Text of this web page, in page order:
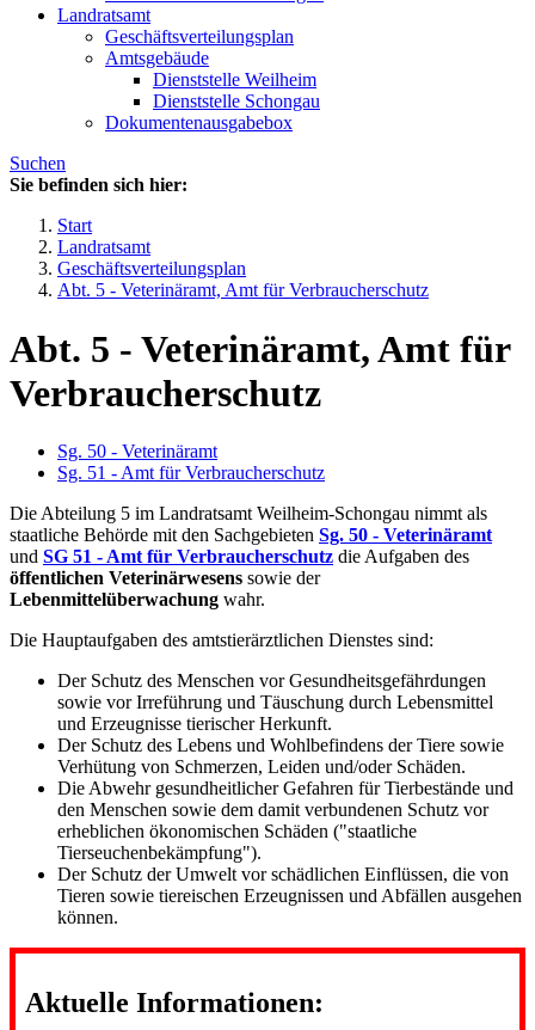
Landratsamt
Geschäftsverteilungsplan
Amtsgebäude
Dienststelle Weilheim
Dienststelle Schongau
Dokumentenausgabebox
Suchen
Sie befinden sich hier:
Start
Landratsamt
Geschäftsverteilungsplan
Abt. 5 - Veterinäramt, Amt für Verbraucherschutz
Abt. 5 - Veterinäramt, Amt für
Verbraucherschutz
Sg. 50 - Veterinäramt
Sg. 51 - Amt für Verbraucherschutz
Die Abteilung 5 im Landratsamt Weilheim-Schongau nimmt als
staatliche Behörde mit den Sachgebieten Sg. 50 - Veterinäramt
und SG 51 - Amt für Verbraucherschutz die Aufgaben des
öffentlichen Veterinärwesens sowie der
Lebenmittelüberwachung wahr.
Die Hauptaufgaben des amtstierärztlichen Dienstes sind:
Der Schutz des Menschen vor Gesundheitsgefährdungen
sowie vor Irreführung und Täuschung durch Lebensmittel
und Erzeugnisse tierischer Herkunft.
Der Schutz des Lebens und Wohlbefindens der Tiere sowie
Verhütung von Schmerzen, Leiden und/oder Schäden.
Die Abwehr gesundheitlicher Gefahren für Tierbestände und
den Menschen sowie dem damit verbundenen Schutz vor
erheblichen ökonomischen Schäden ("staatliche
Tierseuchenbekämpfung").
Der Schutz der Umwelt vor schädlichen Einflüssen, die von
Tieren sowie tiereischen Erzeugnissen und Abfällen ausgehen
können.
Aktuelle Informationen: